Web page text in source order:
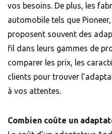
vos besoins. De plus, les
automobile tels que
proposent souvent des
fil dans leurs gammes de
comparer les prix, les
clients pour trouver
à vos attentes.
Combien coûte un